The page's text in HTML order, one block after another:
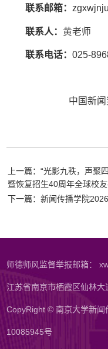
联系邮箱：
联系人：黄老师
联系电话：025-
中国新
上一篇：“光影九秩，声聚
暨恢复招生40周年全球校
下一篇：新闻传播学院
师德师风监督举报邮箱：
江苏省南京市栖霞区仙林
CopyRight © 南京大学新
10085945号